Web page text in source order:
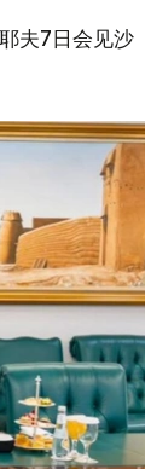
夫7日会见沙